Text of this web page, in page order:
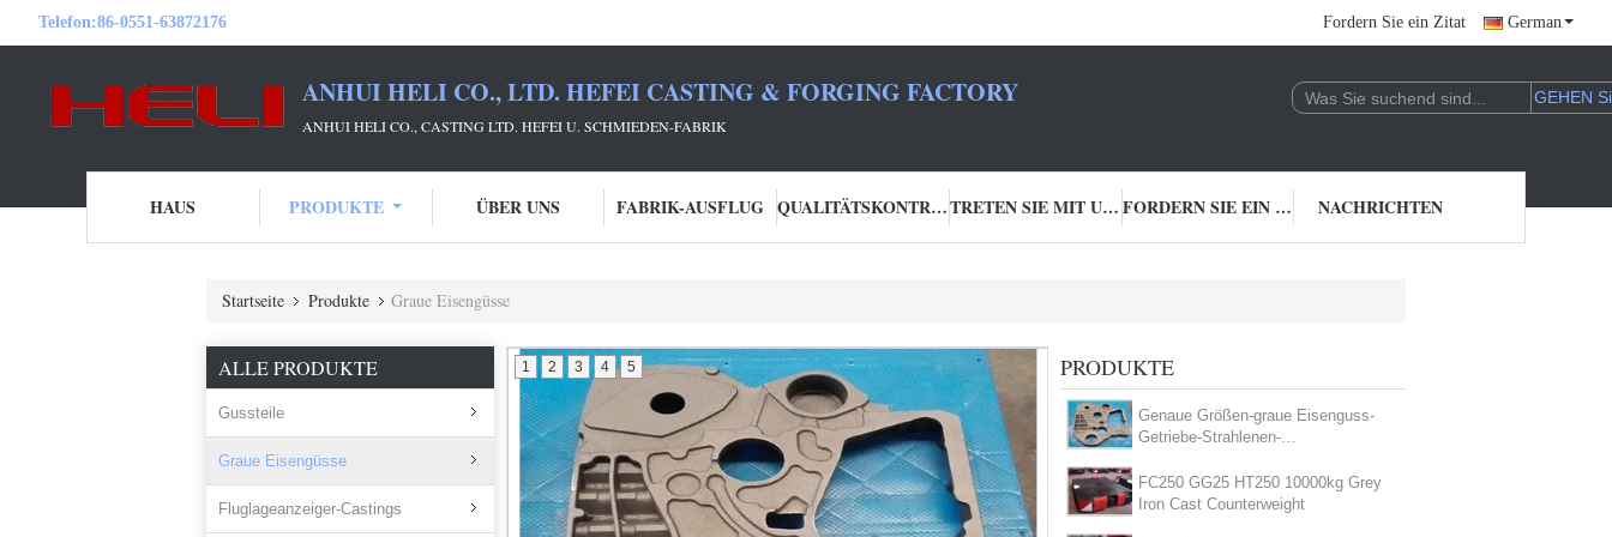
Telefon:86-0551-63872176 Fordern Sie ein Zitat German
ANHUI HELI CO., LTD. HEFEI CASTING & FORGING FACTORY
ANHUI HELI CO., CASTING LTD. HEFEI U. SCHMIEDEN-FABRIK
HAUS PRODUKTE ÜBER UNS FABRIK-AUSFLUG QUALITÄTSKONTROLLE TRETEN SIE MIT UNS IN VERBINDUNG FORDERN SIE EIN ZITAT NACHRICHTEN
Startseite Produkte Graue Eisengüsse
ALLE PRODUKTE
Gussteile
Graue Eisengüsse
Fluglageanzeiger-Castings
1 2 3 4 5 PRODUKTE
Genaue Größen-graue Eisenguss-
Getriebe-Strahlenen-
FC250 GG25 HT250 10000kg Grey
Iron Cast Counterweight